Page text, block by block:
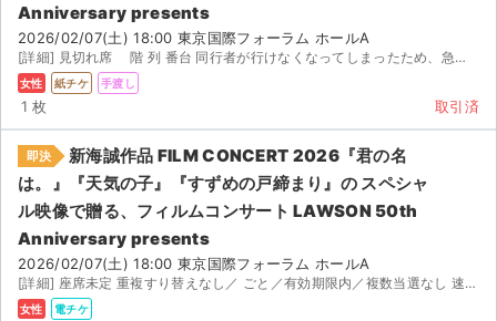
AIに質問する
よくある質問
お知らせ
Anniversary presents
2026/02/07(土) 18:00 東京国際フォーラム ホールA
[詳細] 見切れ席 階 列 番台 同行者が行けなくなってしまったため、急遽お譲り先を探しています。...
女性 紙チケ 手渡し
1 枚 取引済
即決
新海誠作品 FILM CONCERT 2026『君の名
は。』『天気の子』『すずめの戸締まり』の スペシャ
ル映像で贈る、フィルムコンサート LAWSON 50th
Anniversary presents
2026/02/07(土) 18:00 東京国際フォーラム ホールA
[詳細] 座席未定 重複すり替えなし／ ごと／有効期限内／複数当選なし 速やかにログアウト、受け取り評...
女性 電チケ